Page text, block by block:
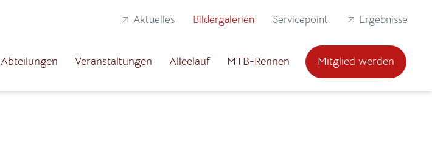
Aktuelles Bildergalerien Servicepoint Ergebnisse
Abteilungen Veranstaltungen Alleelauf MTB-Rennen Mitglied werden